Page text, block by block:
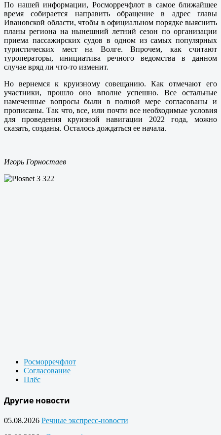
По нашей информации, Росморречфлот в самое ближайшее
время собирается направить обращение в адрес главы
Ивановской области, чтобы в официальном порядке выяснить
планы региона на нынешний летний сезон по организации
приема пассажирских судов в одном из самых популярных
туристических мест на Волге. Впрочем, как считают
туроператоры, инициатива речного ведомства в данном
случае вряд ли что-то изменит.
Но вернемся к круизному совещанию. Как отмечают его
участники, прошло оно вполне успешно. Все остальные
намеченные вопросы были в полной мере согласованы и
прописаны. Так что, все, или почти все необходимые условия
для проведения круизной навигации 2022 года, можно
сказать, созданы. Осталось дождаться ее начала.
Игорь Горностаев
Росморречфлот
Согласование
Плёс
Другие новости
05.08.2026 Речные экспресс-новости